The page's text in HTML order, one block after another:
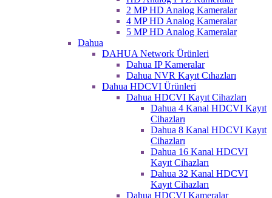
2 MP HD Analog Kameralar
4 MP HD Analog Kameralar
5 MP HD Analog Kameralar
Dahua
DAHUA Network Ürünleri
Dahua IP Kameralar
Dahua NVR Kayıt Cıhazları
Dahua HDCVI Ürünleri
Dahua HDCVI Kayıt Cihazları
Dahua 4 Kanal HDCVI Kayıt
Cihazları
Dahua 8 Kanal HDCVI Kayıt
Cihazları
Dahua 16 Kanal HDCVI
Kayıt Cihazları
Dahua 32 Kanal HDCVI
Kayıt Cihazları
Dahua HDCVI Kameralar